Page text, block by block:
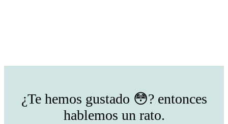
¿Te hemos gustado 😳? entonces
hablemos un rato.